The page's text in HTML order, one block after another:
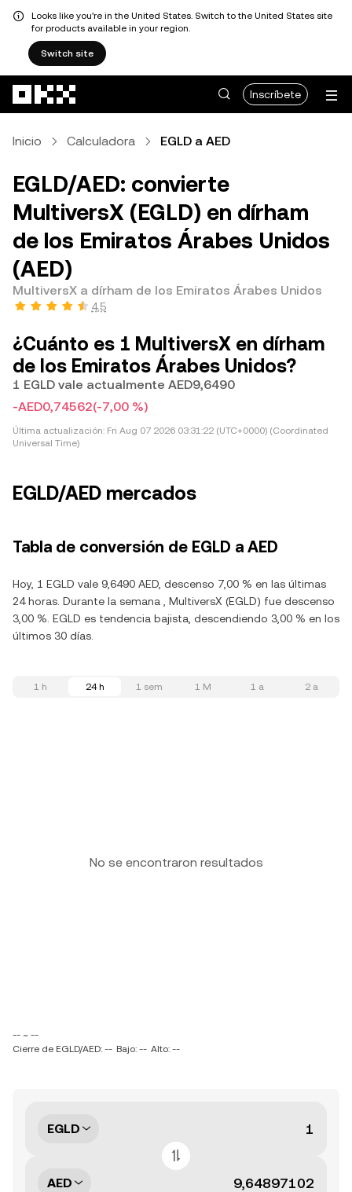
Looks like you're in the United States. Switch to the United States site
for products available in your region.
Switch site
Inscríbete
Inicio Calculadora EGLD a AED
EGLD/AED: convierte
MultiversX (EGLD) en dírham
de los Emiratos Árabes Unidos
(AED)
MultiversX a dírham de los Emiratos Árabes Unidos
4,5
¿Cuánto es 1 MultiversX en dírham
de los Emiratos Árabes Unidos?
1 EGLD vale actualmente AED9,6490
-AED0,74562(-7,00 %)
Última actualización: Fri Aug 07 2026 03:31:22 (UTC+0000) (Coordinated
Universal Time)
EGLD/AED mercados
Tabla de conversión de EGLD a AED
Hoy, 1 EGLD vale 9,6490 AED, descenso 7,00 % en las últimas
24 horas. Durante la semana , MultiversX (EGLD) fue descenso
3,00 %. EGLD es tendencia bajista, descendiendo 3,00 % en los
últimos 30 días.
1 h 24 h 1 sem 1 M 1 a 2 a
No se encontraron resultados
-- ~ --
Cierre de EGLD/AED: -- Bajo: -- Alto: --
EGLD
AED